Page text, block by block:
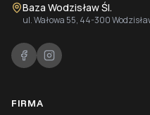
Baza Wodzisław Śl.
ul. Wałowa 55, 44-300
FIRMA